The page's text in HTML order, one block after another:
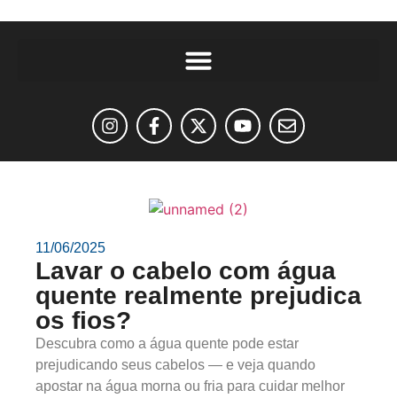
11/06/2025
Lavar o cabelo com água
quente realmente prejudica
os fios?
Descubra como a água quente pode estar
prejudicando seus cabelos — e veja quando
apostar na água morna ou fria para cuidar melhor